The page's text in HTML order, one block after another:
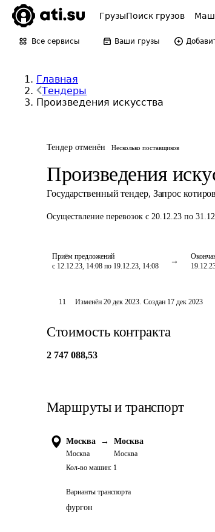
ГрузыПоиск грузов
Все сервисы Ваши грузы
Главная
Тендеры
Произведения искусства
Тендер отменён Несколько поставщиков
Произведения
Государственный тендер, Запрос
Осуществление перевозок с 20.12.23 по
Приём предложений
с 12.12.23, 14:08 по 19.12.23, 14:08
11 Изменён20 дек 2023. Создан 17 дек 2023
Стоимость контракта
2 747 088,53
Маршруты и транспорт
Москва →
Москва
Москва
Москва
Кол-во машин: 1
Варианты транспорта
фургон